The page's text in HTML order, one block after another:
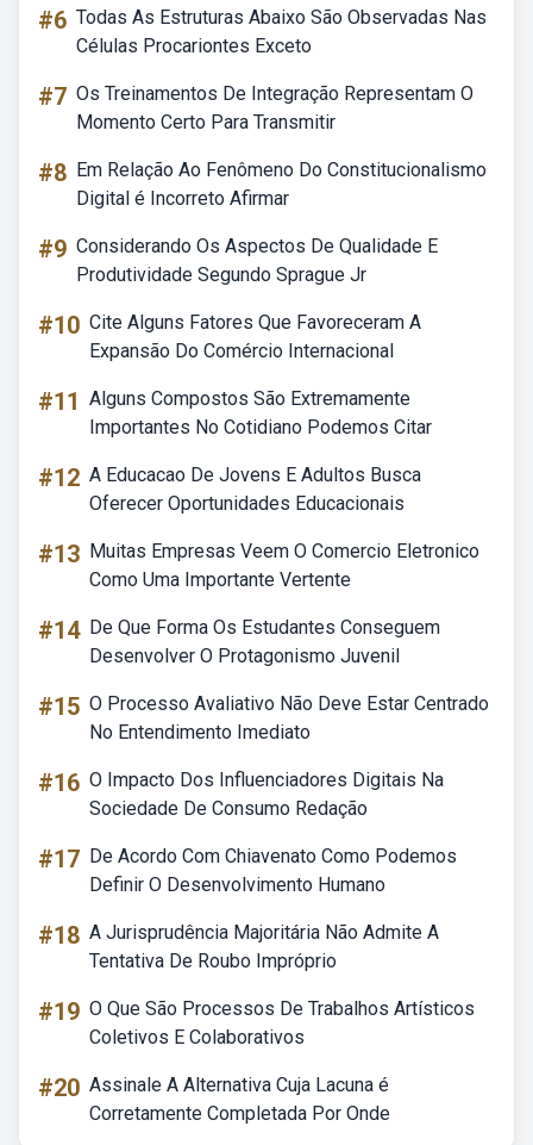
#6 Todas As Estruturas Abaixo São Observadas Nas
Células Procariontes Exceto
#7 Os Treinamentos De Integração Representam O
Momento Certo Para Transmitir
#8 Em Relação Ao Fenômeno Do Constitucionalismo
Digital é Incorreto Afirmar
#9 Considerando Os Aspectos De Qualidade E
Produtividade Segundo Sprague Jr
#10 Cite Alguns Fatores Que Favoreceram A
Expansão Do Comércio Internacional
#11 Alguns Compostos São Extremamente
Importantes No Cotidiano Podemos Citar
#12 A Educacao De Jovens E Adultos Busca
Oferecer Oportunidades Educacionais
#13 Muitas Empresas Veem O Comercio Eletronico
Como Uma Importante Vertente
#14 De Que Forma Os Estudantes Conseguem
Desenvolver O Protagonismo Juvenil
#15 O Processo Avaliativo Não Deve Estar Centrado
No Entendimento Imediato
#16 O Impacto Dos Influenciadores Digitais Na
Sociedade De Consumo Redação
#17 De Acordo Com Chiavenato Como Podemos
Definir O Desenvolvimento Humano
#18 A Jurisprudência Majoritária Não Admite A
Tentativa De Roubo Impróprio
#19 O Que São Processos De Trabalhos Artísticos
Coletivos E Colaborativos
#20 Assinale A Alternativa Cuja Lacuna é
Corretamente Completada Por Onde